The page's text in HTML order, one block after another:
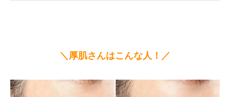
＼厚肌さんはこんな人！／